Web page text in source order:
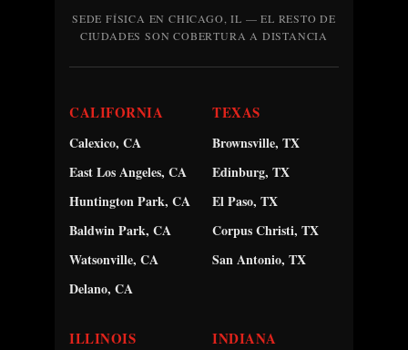
SEDE FÍSICA EN CHICAGO, IL — EL RESTO DE
CIUDADES SON COBERTURA A DISTANCIA
CALIFORNIA
Calexico, CA
East Los Angeles, CA
Huntington Park, CA
Baldwin Park, CA
Watsonville, CA
Delano, CA
TEXAS
Brownsville, TX
Edinburg, TX
El Paso, TX
Corpus Christi, TX
San Antonio, TX
ILLINOIS INDIANA